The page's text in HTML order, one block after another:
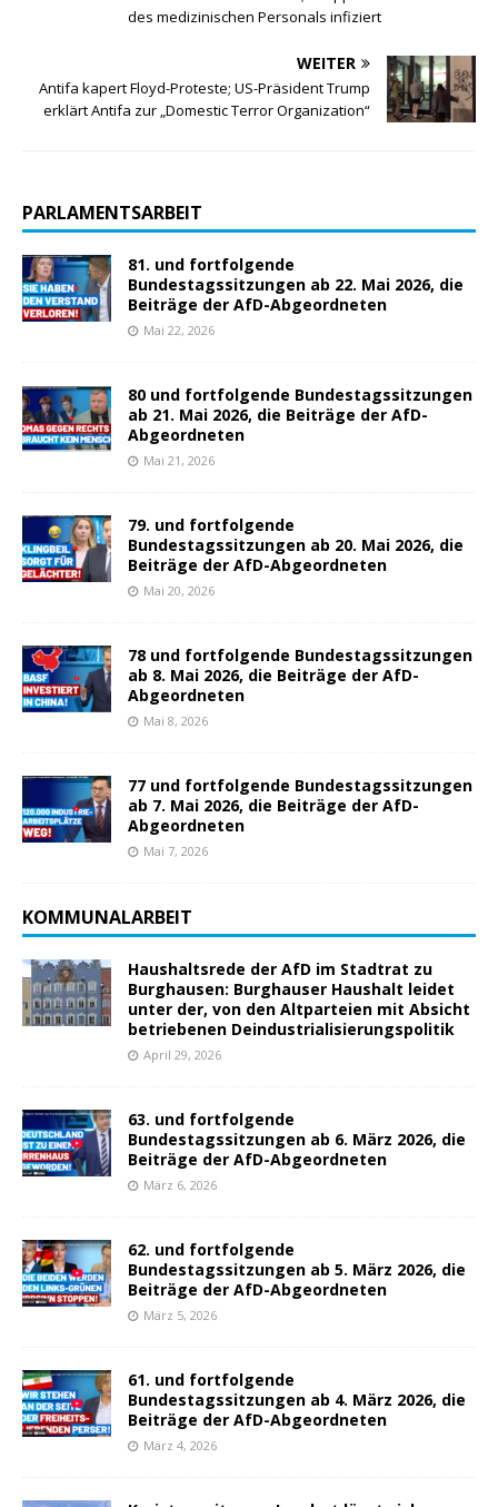
des medizinischen Personals infiziert
WEITER
Antifa kapert Floyd-Proteste; US-Präsident Trump
erklärt Antifa zur „Domestic Terror Organization“
PARLAMENTSARBEIT
81. und fortfolgende
Bundestagssitzungen ab 22. Mai 2026, die
Beiträge der AfD-Abgeordneten
Mai 22, 2026
80 und fortfolgende Bundestagssitzungen
ab 21. Mai 2026, die Beiträge der AfD-
Abgeordneten
Mai 21, 2026
79. und fortfolgende
Bundestagssitzungen ab 20. Mai 2026, die
Beiträge der AfD-Abgeordneten
Mai 20, 2026
78 und fortfolgende Bundestagssitzungen
ab 8. Mai 2026, die Beiträge der AfD-
Abgeordneten
Mai 8, 2026
77 und fortfolgende Bundestagssitzungen
ab 7. Mai 2026, die Beiträge der AfD-
Abgeordneten
Mai 7, 2026
KOMMUNALARBEIT
Haushaltsrede der AfD im Stadtrat zu
Burghausen: Burghauser Haushalt leidet
unter der, von den Altparteien mit Absicht
betriebenen Deindustrialisierungspolitik
April 29, 2026
63. und fortfolgende
Bundestagssitzungen ab 6. März 2026, die
Beiträge der AfD-Abgeordneten
März 6, 2026
62. und fortfolgende
Bundestagssitzungen ab 5. März 2026, die
Beiträge der AfD-Abgeordneten
März 5, 2026
61. und fortfolgende
Bundestagssitzungen ab 4. März 2026, die
Beiträge der AfD-Abgeordneten
März 4, 2026